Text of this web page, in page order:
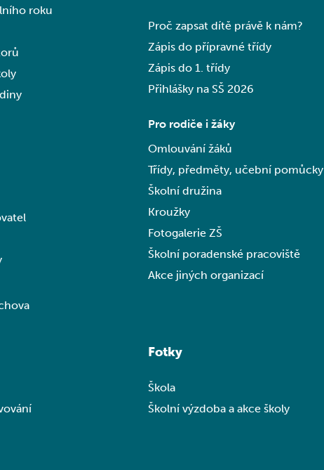
roku
Proč zapsat dítě právě k nám?
Zápis do přípravné třídy
Zápis do 1. třídy
Přihlášky na SŠ 2026
Pro rodiče i žáky
Omlouvání žáků
Třídy, předměty, učební pomůcky
Školní družina
Kroužky
Fotogalerie ZŠ
Školní poradenské pracoviště
Akce jiných organizací
Fotky
Škola
Školní výzdoba a akce školy